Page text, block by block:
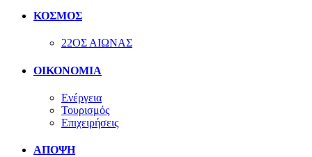
ΚΟΣΜΟΣ
22ΟΣ ΑΙΩΝΑΣ
ΟΙΚΟΝΟΜΙΑ
Ενέργεια
Τουρισμός
Επιχειρήσεις
ΑΠΟΨΗ